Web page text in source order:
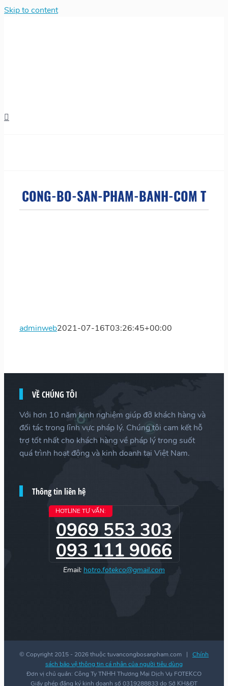
Skip to content
CONG-BO-SAN-PHAM-BANH-COM T
adminweb2021-07-16T03:26:45+00:00
VỀ CHÚNG TÔI
Với hơn 10 năm kinh nghiệm giúp đỡ khách hàng và
đối tác trong lĩnh vực pháp lý. Chúng tôi cam kết hỗ
trợ tốt nhất cho khách hàng về pháp lý trong suốt
quá trình hoạt động và kinh doanh tại Việt Nam.
Thông tin liên hệ
HOTLINE TƯ VẤN:
0969 553 303
093 111 9066
Email: hotro.fotekco@gmail.com
© Copyright 2015 - 2026 thuộc tuvancongbosanpham.com | Chính
sách bảo vệ thông tin cá nhân của người tiêu dùng
Đơn vị chủ quản: Công Ty TNHH Thương Mại Dịch Vụ FOTEKCO
Giấy phép đăng ký kinh doanh số 0319288833 do Sở KH&ĐT